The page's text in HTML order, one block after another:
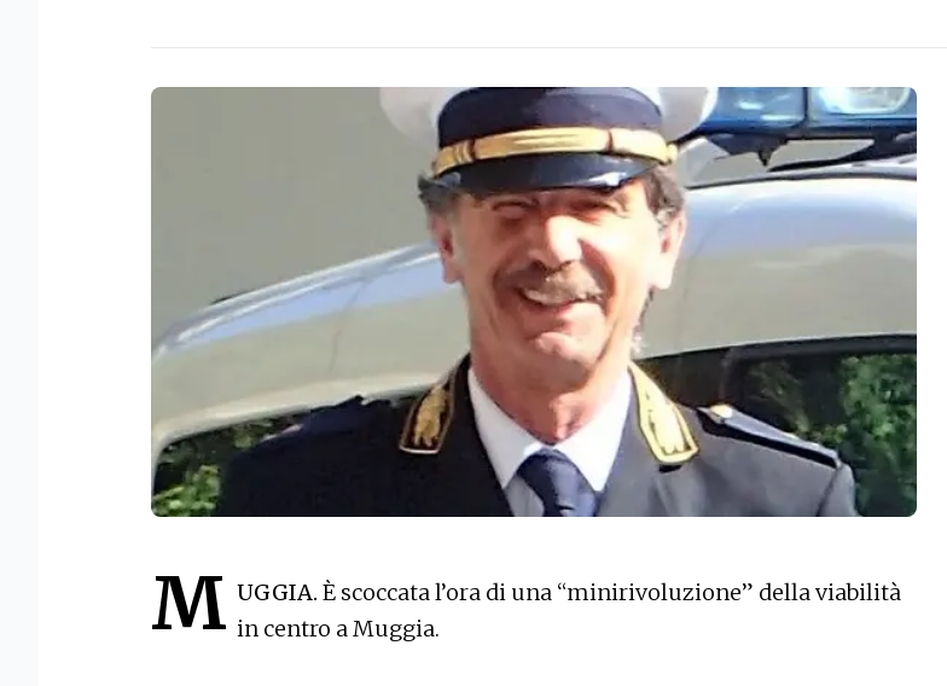
M UGGIA. È scoccata l’ora di una “minirivoluzione” della viabilità
in centro a Muggia.